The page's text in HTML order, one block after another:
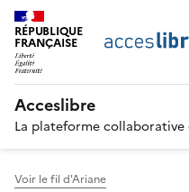
RÉPUBLIQUE
FRANÇAISE
Acceslibre
La plateforme collaborative
Voir le fil d'Ariane